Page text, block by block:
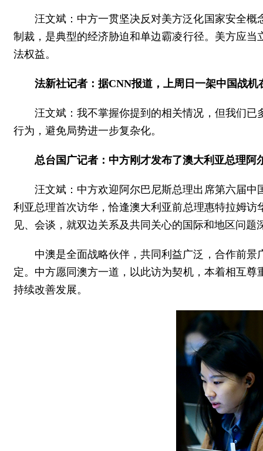
汪文斌：中方一贯坚决反对美方泛化国家安全
制裁，是典型的经济胁迫和单边霸凌行径。美方应
法权益。
法新社记者：据CNN报道，上周日一架中国战
汪文斌：我不掌握你提到的相关情况，但我们
行为，避免局势进一步复杂化。
总台国广记者：中方刚才发布了澳大利亚总理
汪文斌：中方欢迎阿尔巴尼斯总理出席第六届
利亚总理首次访华，恰逢澳大利亚前总理惠特拉姆
见、会谈，就双边关系及共同关心的国际和地区问题
中澳是全面战略伙伴，共同利益广泛，合作前
定。中方愿同澳方一道，以此访为契机，本着相互
持续改善发展。